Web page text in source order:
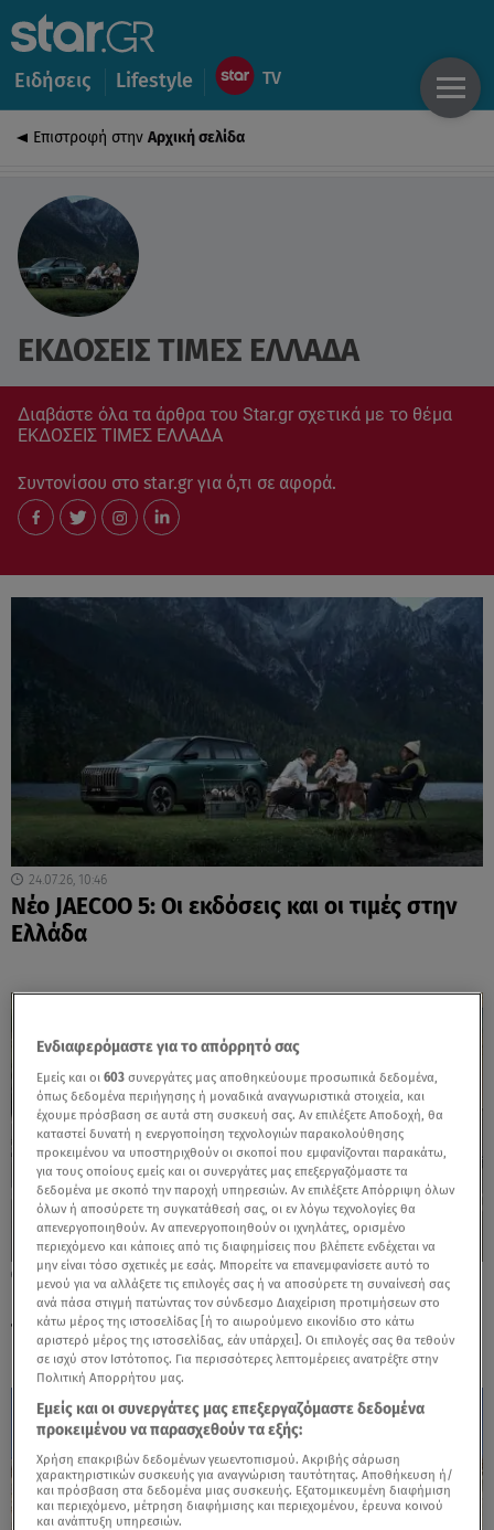
Ειδήσεις Lifestyle
Επιστροφή στην Αρχική σελίδα
ΕΚΔΟΣΕΙΣ ΤΙΜΕΣ ΕΛΛΑΔΑ
Διαβάστε όλα τα άρθρα του Star.gr σχετικά με το θέμα
ΕΚΔΟΣΕΙΣ ΤΙΜΕΣ ΕΛΛΑΔΑ
Συντονίσου στο star.gr για ό,τι σε αφορά.
24.07.26, 10:46
Νέο JAECOO 5: Οι εκδόσεις και οι τιμές στην
Ελλάδα
27.05.26, 07:34
Nissan MICRA: Το ηλεκτρικό με τα MEGA-λα
προσόντα - Τιμές
Ενδιαφερόμαστε για το απόρρητό σας
Εμείς και οι603 συνεργάτες μας αποθηκεύουμε προσωπικά δεδομένα,
όπως δεδομένα περιήγησης ή μοναδικά αναγνωριστικά στοιχεία, και
έχουμε πρόσβαση σε αυτά στη συσκευή σας. Αν επιλέξετε Αποδοχή, θα
καταστεί δυνατή η ενεργοποίηση τεχνολογιών παρακολούθησης
προκειμένου να υποστηριχθούν οι σκοποί που εμφανίζονται παρακάτω,
για τους οποίους εμείς και οι συνεργάτες μας επεξεργαζόμαστε τα
δεδομένα με σκοπό την παροχή υπηρεσιών. Αν επιλέξετε Απόρριψη όλων
όλων ή αποσύρετε τη συγκατάθεσή σας, οι εν λόγω τεχνολογίες θα
απενεργοποιηθούν. Αν απενεργοποιηθούν οι ιχνηλάτες, ορισμένο
περιεχόμενο και κάποιες από τις διαφημίσεις που βλέπετε ενδέχεται να
μην είναι τόσο σχετικές με εσάς. Μπορείτε να επανεμφανίσετε αυτό το
μενού για να αλλάξετε τις επιλογές σας ή να αποσύρετε τη συναίνεσή σας
ανά πάσα στιγμή πατώντας τον σύνδεσμο Διαχείριση προτιμήσεων στο
κάτω μέρος της ιστοσελίδας [ή το αιωρούμενο εικονίδιο στο κάτω
αριστερό μέρος της ιστοσελίδας, εάν υπάρχει]. Οι επιλογές σας θα τεθούν
σε ισχύ στον Ιστότοπος. Για περισσότερες λεπτομέρειες ανατρέξτε στην
Πολιτική Απορρήτου μας.
Εμείς και οι συνεργάτες μας επεξεργαζόμαστε δεδομένα
προκειμένου να παρασχεθούν τα εξής:
Χρήση επακριβών δεδομένων γεωεντοπισμού. Ακριβής σάρωση
χαρακτηριστικών συσκευής για αναγνώριση ταυτότητας. Αποθήκευση ή/
και πρόσβαση στα δεδομένα μιας συσκευής. Εξατομικευμένη διαφήμιση
και περιεχόμενο, μέτρηση διαφήμισης και περιεχομένου, έρευνα κοινού
και ανάπτυξη υπηρεσιών.